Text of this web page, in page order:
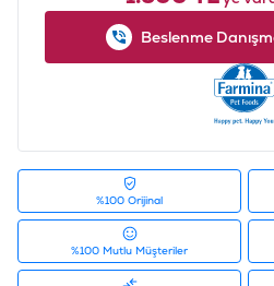
1200mg/kg; Kondroitin sülfat
BESLENME YÖNTEMLERİ
tabloya bakınız. Daha önce
kademeli geçiş yapılması tavsiye
yerde, paket ağzı kapalı olarak
üretilmiştir. Farmina Pet Foods
Danimarka ve Fransa’dan gelen
Net ağırlık, son kullanma tarihi,
beyan numarası paketin üzerinde
Ürün Filtreleri
İçerik
:
Balıklı,
Beslenme
%100 Orijinal
%100 Mutlu Müşteriler